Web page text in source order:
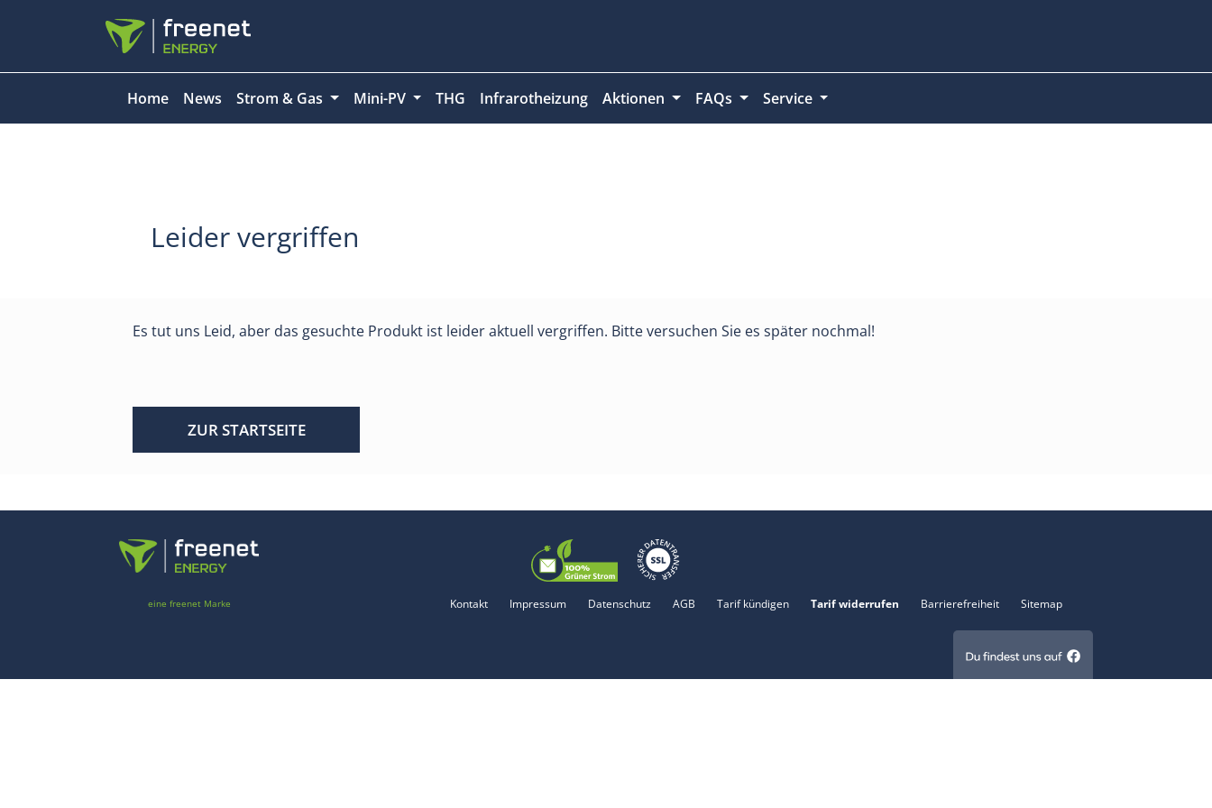
Home News Strom & Gas Mini-PV THG Infrarotheizung Aktionen FAQs Service
Leider vergriffen
Es tut uns Leid, aber das gesuchte Produkt ist leider aktuell vergriffen. Bitte versuchen Sie es später nochmal!
ZUR STARTSEITE
eine freenet Marke Kontakt Impressum Datenschutz AGB Tarif kündigen Tarif widerrufen Barrierefreiheit Sitemap